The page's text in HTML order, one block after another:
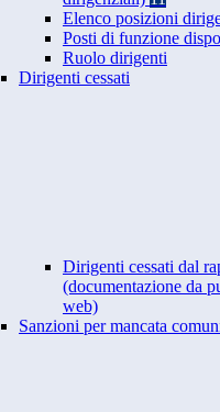
Elenco posizioni
Posti di funzione
Ruolo dirigenti
Dirigenti cessati
Dirigenti cessati dal
(documentazione da
web)
Sanzioni per mancata